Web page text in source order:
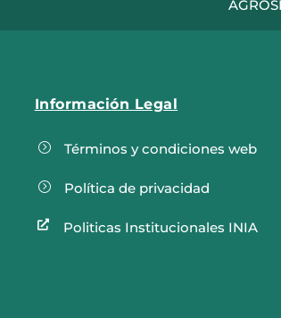
Información Legal
= Términos y condiciones web
= Política de privacidad
 Politicas Institucionales INIA